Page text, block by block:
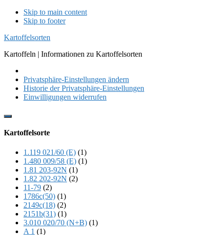
Skip to main content
Skip to footer
Kartoffelsorten
Kartoffeln | Informationen zu Kartoffelsorten
Privatsphäre-Einstellungen ändern
Historie der Privatsphäre-Einstellungen
Einwilligungen widerrufen
Show
Content
Kartoffelsorte
1.119 021/60 (E) (1)
1.480 009/58 (E) (1)
1.81 203-92N (1)
1.82 202-92N (2)
11-79 (2)
1786c(50) (1)
2149c(18) (2)
2151b(31) (1)
3.010 020/70 (N+B) (1)
A 1 (1)